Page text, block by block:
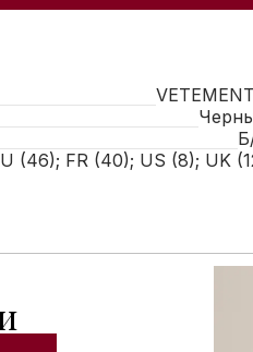
(46); FR (40); US (8); UK
доступ к расширенному